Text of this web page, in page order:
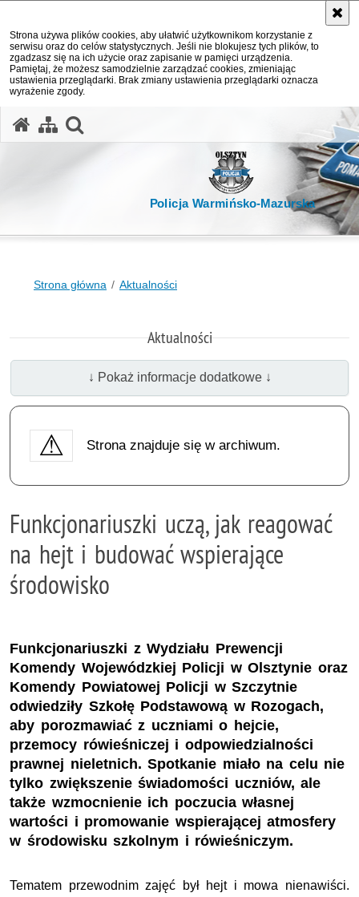
Strona używa plików cookies, aby ułatwić użytkownikom korzystanie z
serwisu oraz do celów statystycznych. Jeśli nie blokujesz tych plików, to
zgadzasz się na ich użycie oraz zapisanie w pamięci urządzenia.
Pamiętaj, że możesz samodzielnie zarządzać cookies, zmieniając
ustawienia przeglądarki. Brak zmiany ustawienia przeglądarki oznacza
wyrażenie zgody.
Policja Warmińsko-Mazurska
Strona główna Aktualności
Aktualności
↓ Pokaż informacje dodatkowe ↓
Strona znajduje się w archiwum.
Funkcjonariuszki uczą, jak reagować
na hejt i budować wspierające
środowisko
Funkcjonariuszki z Wydziału Prewencji
Komendy Wojewódzkiej Policji w Olsztynie oraz
Komendy Powiatowej Policji w Szczytnie
odwiedziły Szkołę Podstawową w Rozogach,
aby porozmawiać z uczniami o hejcie,
przemocy rówieśniczej i odpowiedzialności
prawnej nieletnich. Spotkanie miało na celu nie
tylko zwiększenie świadomości uczniów, ale
także wzmocnienie ich poczucia własnej
wartości i promowanie wspierającej atmosfery
w środowisku szkolnym i rówieśniczym.
Tematem przewodnim zajęć był hejt i mowa nienawiści.